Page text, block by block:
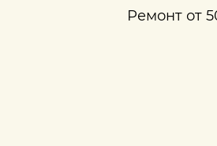
Ремонт от